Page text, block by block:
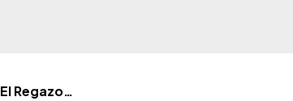
El Regazo…